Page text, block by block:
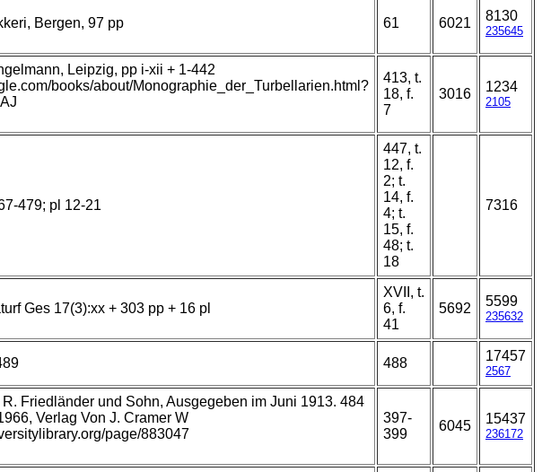
Bergen, 97 pp 61 6021 8130
235645
Leipzig, pp i-xii + 1-442
books/about/Monographie_der_Turbellarien.html?
413, t.
18, f.
7
3016 1234
2105
479; pl 12-21
447, t.
12, f.
2; t.
14, f.
4; t.
15, f.
48; t.
18
7316
Ges 17(3):xx + 303 pp + 16 pl
XVII, t.
6, f.
41
5692 5599
235632
488 17457
2567
Friedländer und Sohn, Ausgegeben im Juni 1913. 484
Verlag Von J. Cramer W
page/883047
397-
399
6045 15437
236172